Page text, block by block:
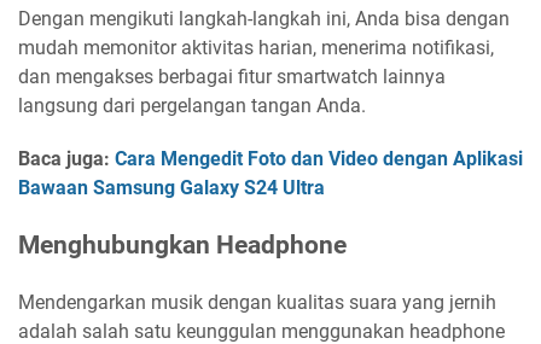
Dengan mengikuti langkah-langkah ini, Anda bisa dengan
mudah memonitor aktivitas harian, menerima notifikasi,
dan mengakses berbagai fitur smartwatch lainnya
langsung dari pergelangan tangan Anda.
Baca juga: Cara Mengedit Foto dan Video dengan Aplikasi
Bawaan Samsung Galaxy S24 Ultra
Menghubungkan Headphone
Mendengarkan musik dengan kualitas suara yang jernih
adalah salah satu keunggulan menggunakan headphone